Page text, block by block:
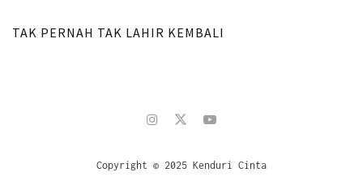
TAK PERNAH TAK LAHIR KEMBALI
Copyright © 2025 Kenduri Cinta